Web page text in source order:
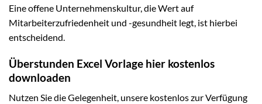
Eine offene Unternehmenskultur, die Wert auf
Mitarbeiterzufriedenheit und -gesundheit legt, ist hierbei
entscheidend.
Überstunden Excel Vorlage hier kostenlos
downloaden
Nutzen Sie die Gelegenheit, unsere kostenlos zur Verfügung